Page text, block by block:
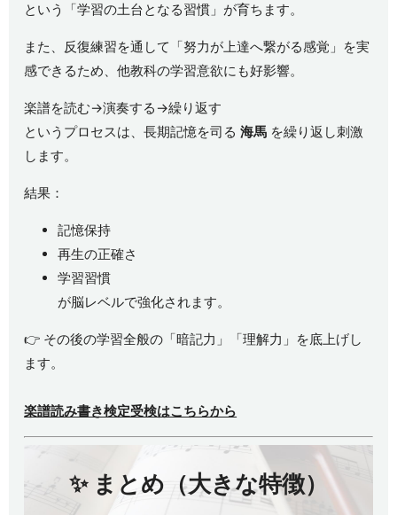
という「学習の土台となる習慣」が育ちます。
また、反復練習を通して「努力が上達へ繋がる感覚」を実
感できるため、他教科の学習意欲にも好影響。
楽譜を読む→演奏する→繰り返す
というプロセスは、長期記憶を司る海馬 を繰り返し刺激
します。
結果：
記憶保持
再生の正確さ
学習習慣
が脳レベルで強化されます。
👉 その後の学習全般の「暗記力」「理解力」を底上げし
ます。
楽譜読み書き検定受検はこちらから
✨ まとめ（大きな特徴）